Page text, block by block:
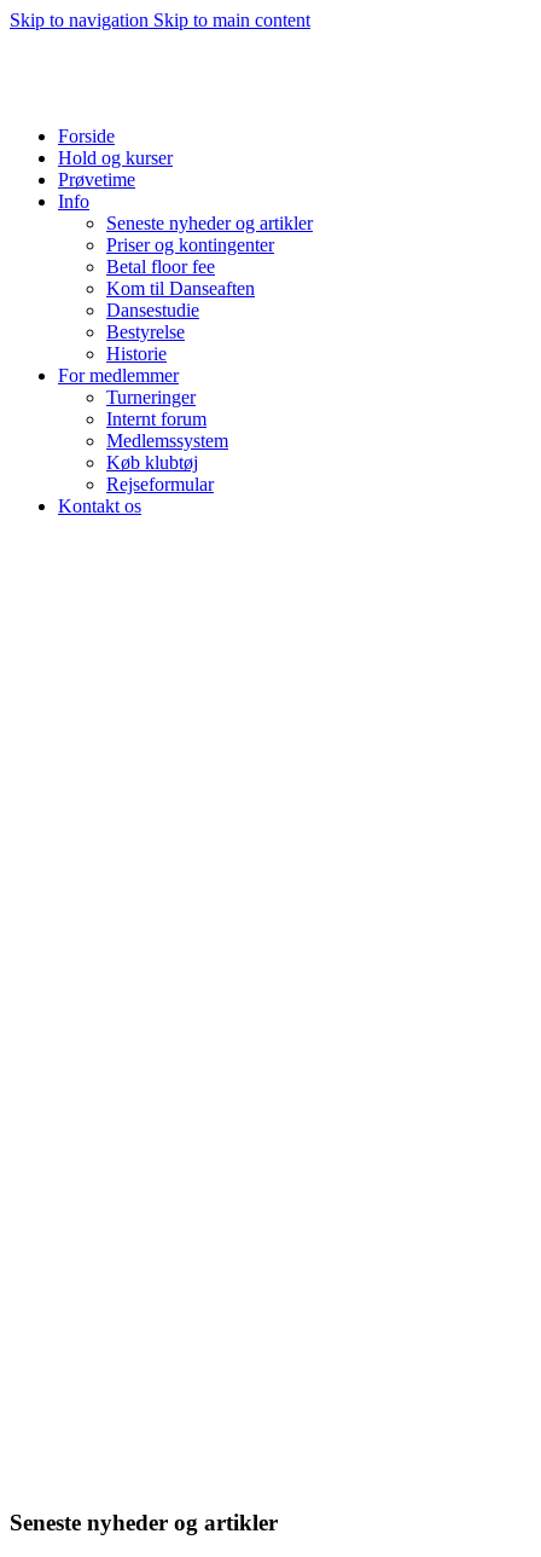
Skip to navigation Skip to main content
Forside
Hold og kurser
Prøvetime
Info
Seneste nyheder og artikler
Priser og kontingenter
Betal floor fee
Kom til Danseaften
Dansestudie
Bestyrelse
Historie
For medlemmer
Turneringer
Internt forum
Medlemssystem
Køb klubtøj
Rejseformular
Kontakt os
Seneste nyheder og artikler